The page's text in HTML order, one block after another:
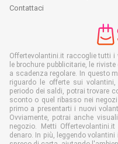
Contattaci
Offertevolantini.it raccoglie tutti
le brochure pubblicitarie, le
a scadenza regolare. In questo
riguardo le offerte sui
periodo dei saldi, potrai trovare
sconto o quel ribasso nei
primo a presentarti i nuovi
Ovviamente, potrai anche
negozio. Metti
denaro. In più, leggendo